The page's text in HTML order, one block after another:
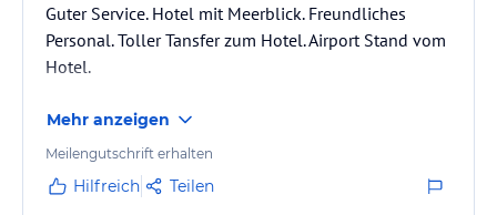
Guter Service. Hotel mit Meerblick. Freundliches
Personal. Toller Tansfer zum Hotel. Airport Stand vom
Hotel.
Mehr anzeigen
Meilengutschrift erhalten
Hilfreich Teilen